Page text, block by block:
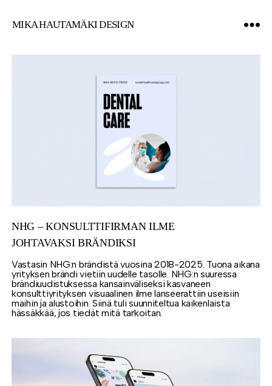
MIKA HAUTAMÄKI DESIGN
NHG – KONSULTTIFIRMAN ILME
JOHTAVAKSI BRÄNDIKSI
Vastasin NHG:n brändistä vuosina 2018-2025. Tuona aikana
yrityksen brändi vietiin uudelle tasolle. NHG:n suuressa
brändiuudistuksessa kansainväliseksi kasvaneen
konsulttiyrityksen visuaalinen ilme lanseerattiin useisiin
maihin ja alustoihin. Siinä tuli suunniteltua kaikenlaista
hässäkkää, jos tiedät mitä tarkoitan.